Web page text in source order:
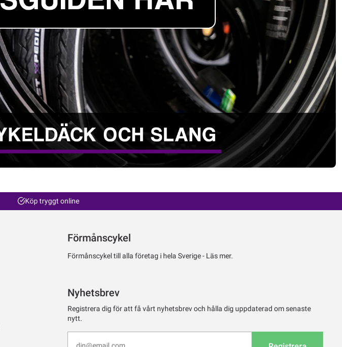
Köp tryggt online
Förmånscykel
Förmånscykel till alla företag i hela Sverige - Läs mer.
Nyhetsbrev
Registrera dig för att få vårt nyhetsbrev och hålla dig uppdaterad om senaste
nytt.